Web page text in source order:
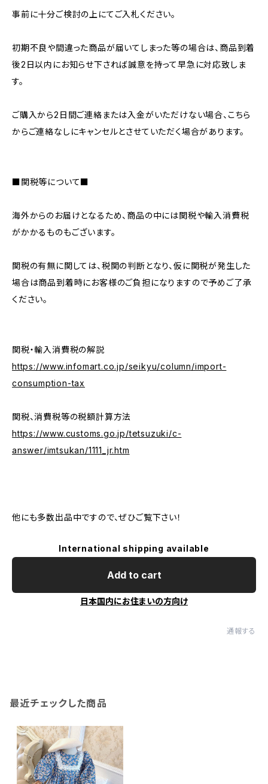
事前に十分ご検討の上にてご入札ください。
初期不良や間違った商品が届いてしまった等の場合は、商品到着
後2日以内にお知らせ下されば誠意を持って早急に対応致しま
す。
ご購入から2日間ご連絡または入金がいただけない場合、こちら
からご連絡なしにキャンセルとさせていただく場合があります。
■関税等について■
海外からのお届けとなるため、商品の中には関税や輸入消費税
がかかるものもございます。
関税の有無に関しては、税関の判断となり、仮に関税が発生した
場合は商品到着時にお客様のご負担になりますので予めご了承
ください。
関税・輸入消費税の解説
https://www.infomart.co.jp/seikyu/column/import-
consumption-tax
関税、消費税等の税額計算方法
https://www.customs.go.jp/tetsuzuki/c-
answer/imtsukan/1111_jr.htm
他にも多数出品中ですので、ぜひご覧下さい！
International shipping available
Add to cart
日本国内にお住まいの方向け
通報する
最近チェックした商品